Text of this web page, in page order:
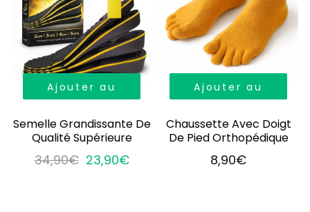
Ajouter au
Semelle Grandissante De
Qualité Supérieure
34,90€ 23,90€
Ajouter au
Chaussette Avec Doigt
De Pied Orthopédique
8,90€